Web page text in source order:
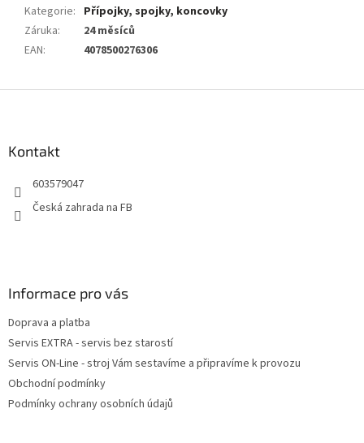
Kategorie: Přípojky, spojky, koncovky
Záruka:
24 měsíců
EAN: 4078500276306
Kontakt
603579047
Česká zahrada na FB
Informace pro vás
Doprava a platba
Servis EXTRA - servis bez starostí
Servis ON-Line - stroj Vám sestavíme a připravíme k provozu
Obchodní podmínky
Podmínky ochrany osobních údajů